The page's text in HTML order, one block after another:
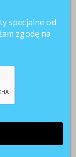
specjalne od
zgodę na